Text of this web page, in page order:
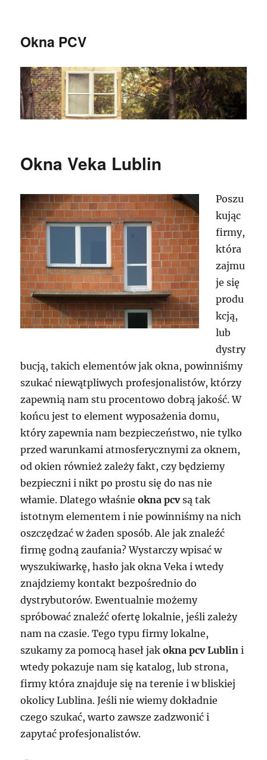
Okna PCV
Okna Veka Lublin
Poszu
kując
firmy,
która
zajmu
je się
produ
kcją,
lub
dystry
bucją, takich elementów jak okna, powinniśmy
szukać niewątpliwych profesjonalistów, którzy
zapewnią nam stu procentowo dobrą jakość. W
końcu jest to element wyposażenia domu,
który zapewnia nam bezpieczeństwo, nie tylko
przed warunkami atmosferycznymi za oknem,
od okien również zależy fakt, czy będziemy
bezpieczni i nikt po prostu się do nas nie
włamie. Dlatego właśnieokna pcvsą tak
istotnym elementem i nie powinniśmy na nich
oszczędzać w żaden sposób. Ale jak znaleźć
firmę godną zaufania? Wystarczy wpisać w
wyszukiwarkę, hasło jak okna Veka i wtedy
znajdziemy kontakt bezpośrednio do
dystrybutorów. Ewentualnie możemy
spróbować znaleźć ofertę lokalnie, jeśli zależy
nam na czasie. Tego typu firmy lokalne,
szukamy za pomocą haseł jakokna pcv Lublin i
wtedy pokazuje nam się katalog, lub strona,
firmy która znajduje się na terenie i w bliskiej
okolicy Lublina. Jeśli nie wiemy dokładnie
czego szukać, warto zawsze zadzwonić i
zapytać profesjonalistów.